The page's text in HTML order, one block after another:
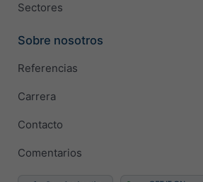
Sectores
Sobre nosotros
Referencias
Carrera
Contacto
Comentarios